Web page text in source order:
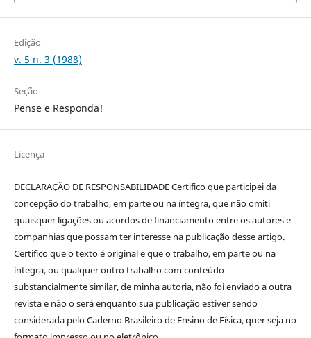
Edição
v. 5 n. 3 (1988)
Seção
Pense e Responda!
Licença
DECLARAÇÃO DE RESPONSABILIDADE Certifico que participei da
concepção do trabalho, em parte ou na íntegra, que não omiti
quaisquer ligações ou acordos de financiamento entre os autores e
companhias que possam ter interesse na publicação desse artigo.
Certifico que o texto é original e que o trabalho, em parte ou na
íntegra, ou qualquer outro trabalho com conteúdo
substancialmente similar, de minha autoria, não foi enviado a outra
revista e não o será enquanto sua publicação estiver sendo
considerada pelo Caderno Brasileiro de Ensino de Física, quer seja no